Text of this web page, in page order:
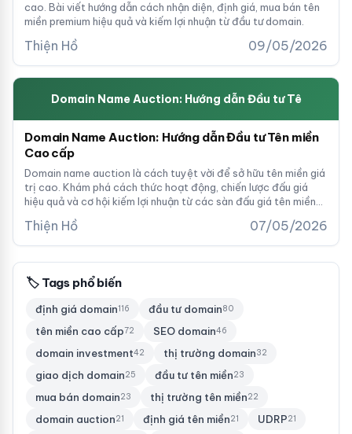
cao. Bài viết hướng dẫn cách nhận diện, định giá, mua bán tên
miền premium hiệu quả và kiếm lợi nhuận từ đầu tư domain.
Thiện Hồ 09/05/2026
Domain Name Auction: Hướng dẫn Đầu tư Tê
Domain Name Auction: Hướng dẫn Đầu tư Tên miền
Cao cấp
Domain name auction là cách tuyệt vời để sở hữu tên miền giá
trị cao. Khám phá cách thức hoạt động, chiến lược đấu giá
hiệu quả và cơ hội kiếm lợi nhuận từ các sàn đấu giá tên miền
Thiện Hồ 07/05/2026
🏷 Tags phổ biến
định giá domain116 đầu tư domain80
tên miền cao cấp72 SEO domain46
domain investment42 thị trường domain32
giao dịch domain25 đầu tư tên miền23
mua bán domain23 thị trường tên miền22
domain auction21 định giá tên miền21 UDRP21